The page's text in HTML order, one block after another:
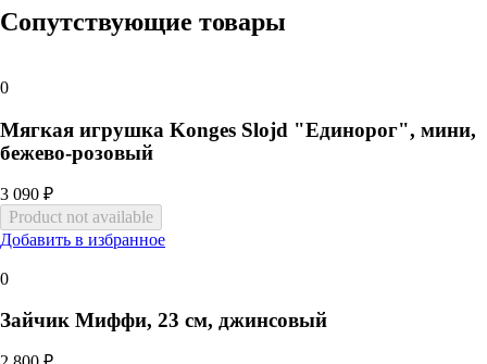
Сопутствующие товары
0
Мягкая игрушка Konges Slojd "Единорог", мини,
бежево-розовый
3 090 ₽
Добавить в избранное
0
Зайчик Миффи, 23 см, джинсовый